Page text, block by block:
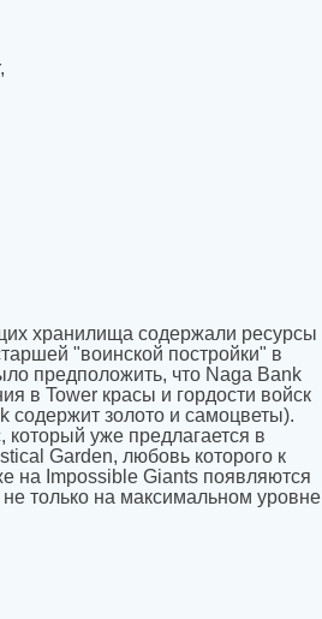
хранилища содержали ресурсы
"воинской постройки" в
предположить, что Naga Bank
в Tower красы и гордости войск
содержит золото и самоцветы).
уже предлагается в
Garden, любовь которого к
на Impossible Giants появляются
только на максимальном уровне